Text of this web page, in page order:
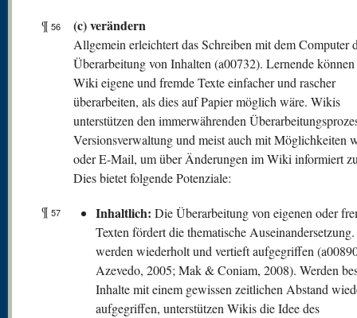
¶ 56 (c) verändern
Allgemein erleichtert das Schreiben mit dem Computer
Überarbeitung von Inhalten (a00732). Lernende
Wiki eigene und fremde Texte einfacher und rascher
überarbeiten, als dies auf Papier möglich wäre. Wikis
unterstützen den immerwährenden
Versionsverwaltung und meist auch mit Möglichkeiten
oder E-Mail, um über Änderungen im Wiki informiert
Dies bietet folgende Potenziale:
¶ 57 Inhaltlich: Die Überarbeitung von eigenen oder
Texten fördert die thematische
werden wiederholt und vertieft aufgegriffen
Azevedo, 2005; Mak & Coniam, 2008). Werden
Inhalte mit einem gewissen zeitlichen Abstand
aufgegriffen, unterstützen Wikis die Idee des